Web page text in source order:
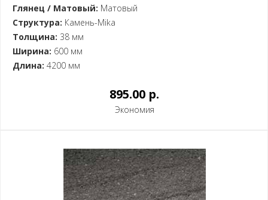
Глянец / Матовый: Матовый
Структура: Камень-Mika
Толщина: 38 мм
Ширина: 600 мм
Длина: 4200 мм
895.00 p.
Экономия